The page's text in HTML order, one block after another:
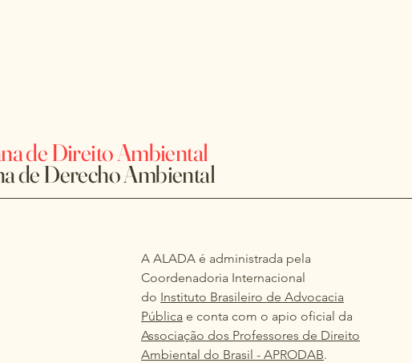
de Direito Ambiental
de Derecho Ambiental
A ALADA é administrada pela
Coordenadoria Internacional
do Instituto Brasileiro de Advocacia
Pública e conta com o apio oficial da
Associação dos Professores de Direito
Ambiental do Brasil - APRODAB.